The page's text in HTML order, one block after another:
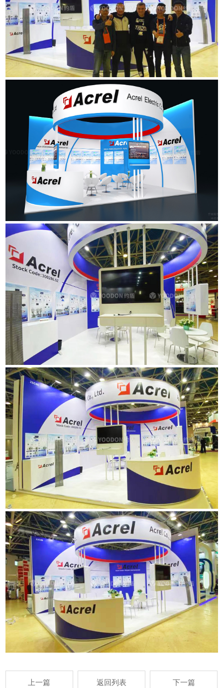
上一篇 返回列表 下一篇